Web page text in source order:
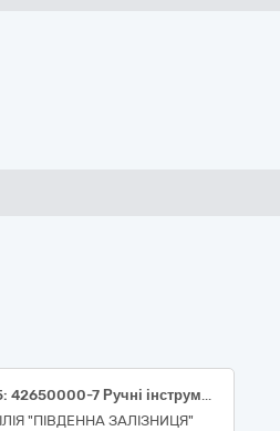
Код ДК 021:2015: 42650000-7 Ручні інструменти пневматичні чи моторизовані (Бензопила ланцюгова Husqvarna 550ХР або еквівалент) (Інвестиційна програма АТ "Укрзалізниця" п.7.9)
"ПІВДЕННА ЗАЛІЗНИЦЯ"